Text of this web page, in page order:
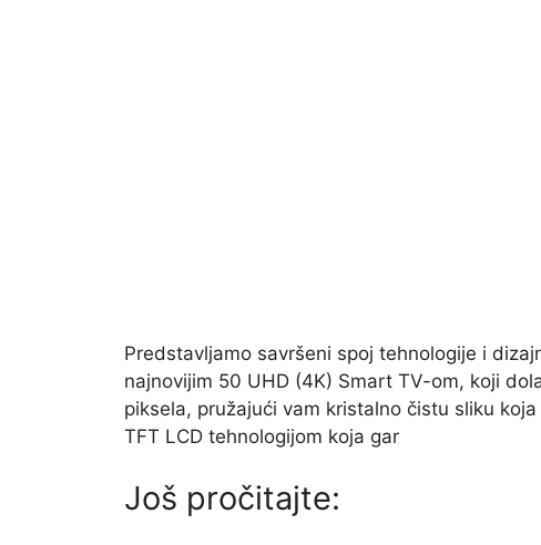
Predstavljamo savršeni spoj tehnologije i
najnovijim 50 UHD (4K) Smart TV-om, koji
piksela, pružajući vam kristalno čistu sliku
TFT LCD tehnologijom koja gar
Još pročitajte: